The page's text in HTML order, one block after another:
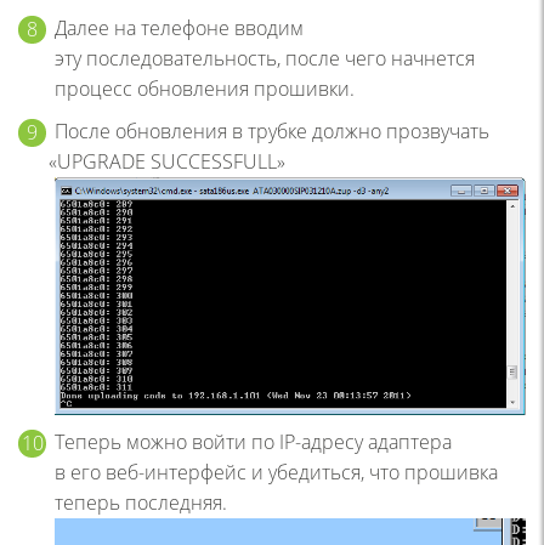
Далее на телефоне вводим
эту последовательность, после чего начнется
процесс обновления прошивки.
После обновления в трубке должно прозвучать
«UPGRADE SUCCESSFULL»
Теперь можно войти по IP-адресу адаптера
в его веб-интерфейс и убедиться, что прошивка
теперь последняя.